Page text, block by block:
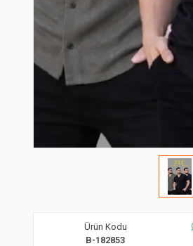
Ürün Kodu
B-182853